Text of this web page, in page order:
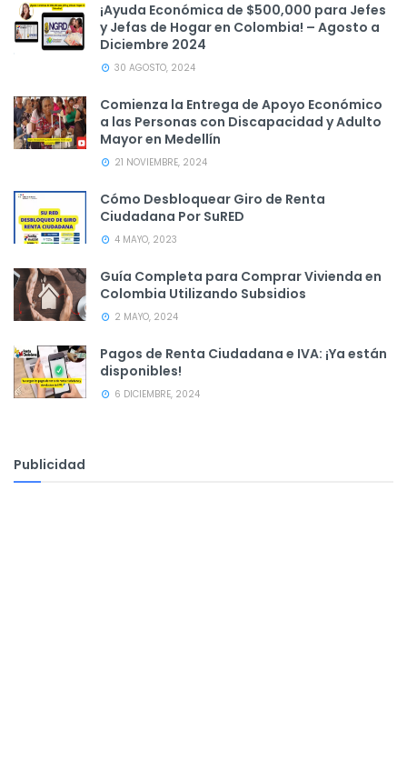
¡Ayuda Económica de $500,000 para Jefes
y Jefas de Hogar en Colombia! – Agosto a
Diciembre 2024
30 AGOSTO, 2024
Comienza la Entrega de Apoyo Económico
a las Personas con Discapacidad y Adulto
Mayor en Medellín
21 NOVIEMBRE, 2024
Cómo Desbloquear Giro de Renta
Ciudadana Por SuRED
4 MAYO, 2023
Guía Completa para Comprar Vivienda en
Colombia Utilizando Subsidios
2 MAYO, 2024
Pagos de Renta Ciudadana e IVA: ¡Ya están
disponibles!
6 DICIEMBRE, 2024
Publicidad